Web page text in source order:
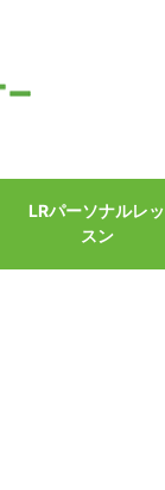
LRパーソナルレッ
スン